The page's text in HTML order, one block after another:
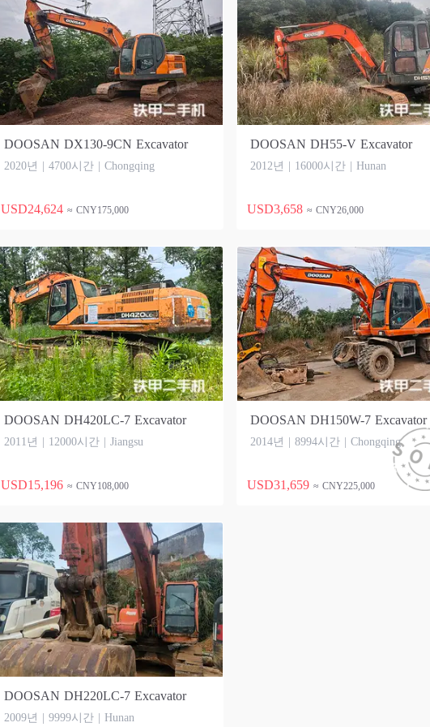
DOOSAN DX130-9CN Excavator
2020년 | 4700시간 | Chongqing
USD24,624 ≈ CNY175,000
DOOSAN DH55-V Excavator
2012년 | 16000시간 | Hunan
USD3,658 ≈ CNY26,000
DOOSAN DH420LC-7 Excavator
2011년 | 12000시간 | Jiangsu
USD15,196 ≈ CNY108,000
DOOSAN DH150W-7 Excavator
2014년 | 8994시간 | Chongqing
USD31,659 ≈ CNY225,000
DOOSAN DH220LC-7 Excavator
2009년 | 9999시간 | Hunan